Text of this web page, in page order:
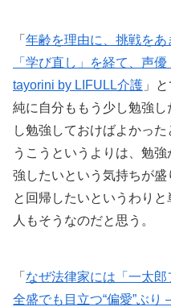
「 年齢を理由に、挑戦を
「学び直し」を経て、声
tayorini by LIFULL介護 」
純に自分ももう少し勉強
し勉強しておけばよかっ
うこうというよりは、勉
強したいという気持ちが
と回帰したいというわり
人もそうなのだと思う。
「 なぜ法律家には「一太
全盛でも目立つ“偏愛”ぶり